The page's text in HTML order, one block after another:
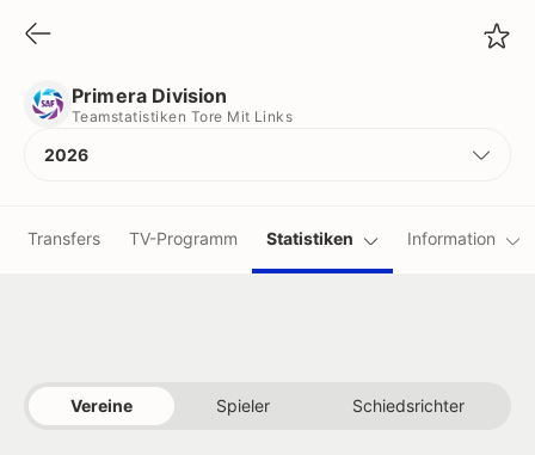
Primera Division
Teamstatistiken Tore Mit Links
2026
Transfers TV-Programm Statistiken Information
Vereine Spieler Schiedsrichter